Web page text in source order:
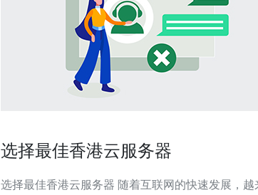
选择最佳香港云服务器
选择最佳香港云服务器 随着互联网的快速发展，越来越多